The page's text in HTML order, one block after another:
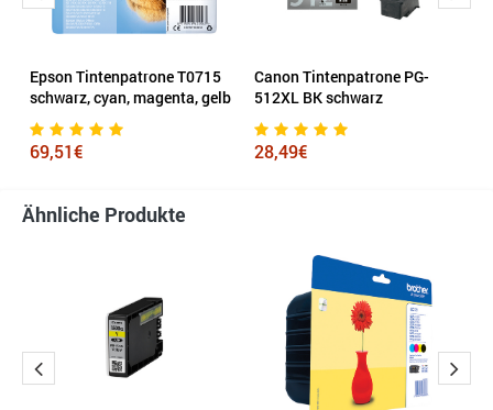
Epson Tintenpatrone T0715
schwarz, cyan, magenta, gelb
69,51€
Canon Tintenpatrone PG-
512XL BK schwarz
28,49€
Ähnliche Produkte